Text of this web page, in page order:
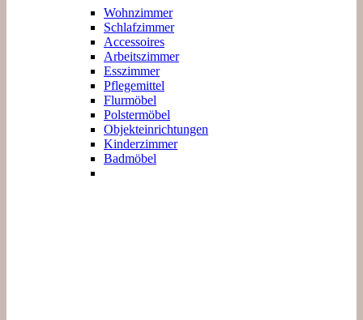
Wohnzimmer
Schlafzimmer
Accessoires
Arbeitszimmer
Esszimmer
Pflegemittel
Flurmöbel
Polstermöbel
Objekteinrichtungen
Kinderzimmer
Badmöbel